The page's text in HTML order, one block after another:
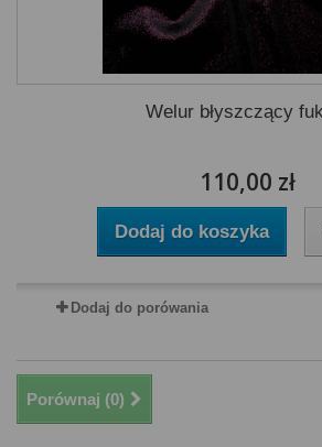
Welur błyszczący
110,00 zł
Dodaj do koszyka
Dodaj do porówania
Porównaj (0)